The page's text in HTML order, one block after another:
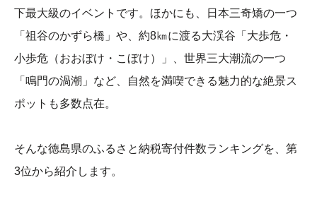
下最大級のイベントです。ほかにも、日本三奇矯の一つ
「祖谷のかずら橋」や、約8㎞に渡る大渓谷「大歩危・
小歩危（おおぼけ・こぼけ）」、世界三大潮流の一つ
「鳴門の渦潮」など、自然を満喫できる魅力的な絶景ス
ポットも多数点在。
そんな徳島県のふるさと納税寄付件数ランキングを、第
3位から紹介します。